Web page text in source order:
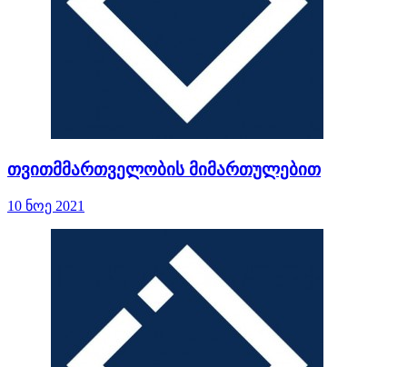
თვითმმართველობის მიმართულებით
10 ნოე 2021